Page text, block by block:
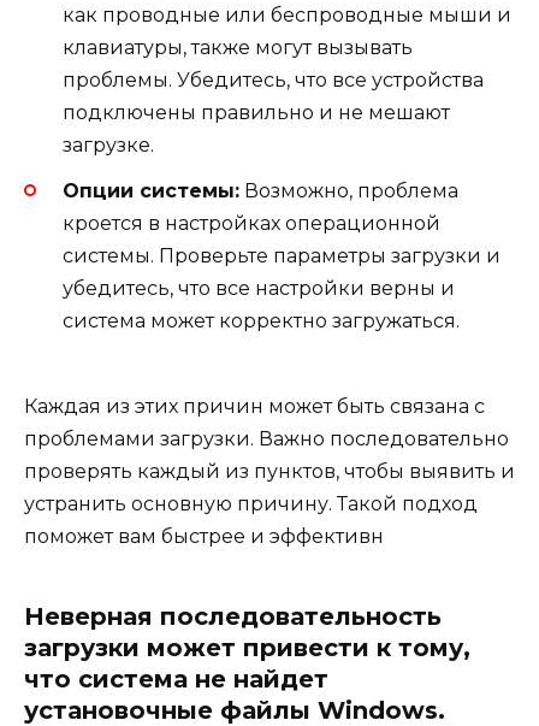
как проводные или беспроводные мыши и
клавиатуры, также могут вызывать
проблемы. Убедитесь, что все устройства
подключены правильно и не мешают
загрузке.
Опции системы: Возможно, проблема
кроется в настройках операционной
системы. Проверьте параметры загрузки и
убедитесь, что все настройки верны и
система может корректно загружаться.
Каждая из этих причин может быть связана с
проблемами загрузки. Важно последовательно
проверять каждый из пунктов, чтобы выявить и
устранить основную причину. Такой подход
поможет вам быстрее и эффективн
Неверная последовательность
загрузки может привести к тому,
что система не найдет
установочные файлы Windows.